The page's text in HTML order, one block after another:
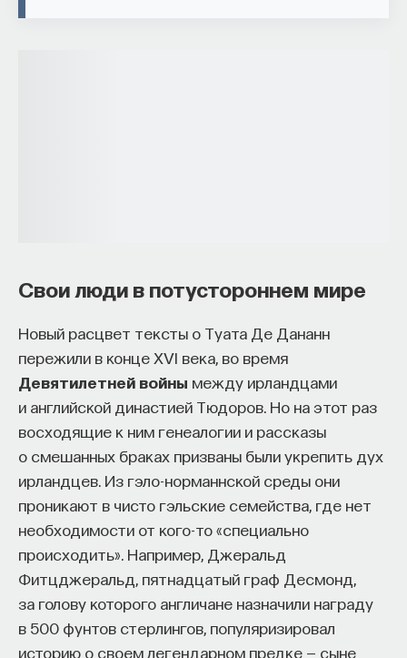
Свои люди в потустороннем мире
Новый расцвет тексты о Туата Де Дананн
пережили в конце XVI века, во время
Девятилетней войны между ирландцами
и английской династией Тюдоров. Но на этот раз
восходящие к ним генеалогии и рассказы
о смешанных браках призваны были укрепить дух
ирландцев. Из гэло-норманнской среды они
проникают в чисто гэльские семейства, где нет
необходимости от кого-то «специально
происходить». Например, Джеральд
Фитцджеральд, пятнадцатый граф Десмонд,
за голову которого англичане назначили награду
в 500 фунтов стерлингов, популяризировал
историю о своем легендарном предке — сыне